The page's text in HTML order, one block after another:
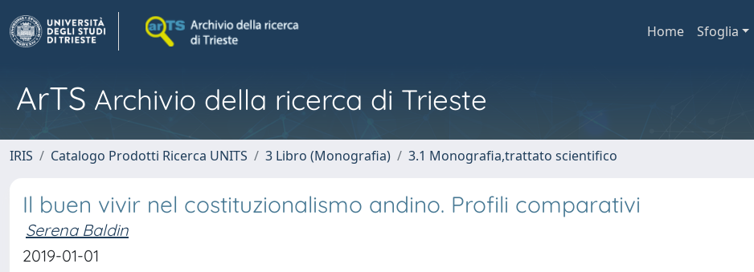
Home Sfoglia
ArTS Archivio della ricerca di Trieste
IRIS Catalogo Prodotti Ricerca UNITS 3 Libro (Monografia) 3.1 Monografia,trattato scientifico
Il buen vivir nel costituzionalismo andino. Profili comparativi
Serena Baldin
2019-01-01